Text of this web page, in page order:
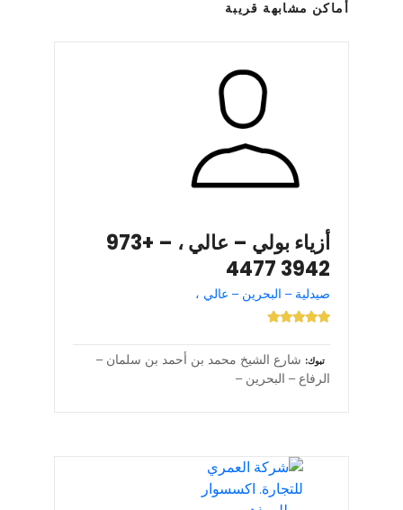
أماكن مشابهة قريبة
أزياء بولي – عالي ، – +973
3942 4477
صيدلية – البحرين – عالي ،
تبوك
شارع الشيخ محمد بن أحمد بن سلمان –
الرفاع – البحرين –